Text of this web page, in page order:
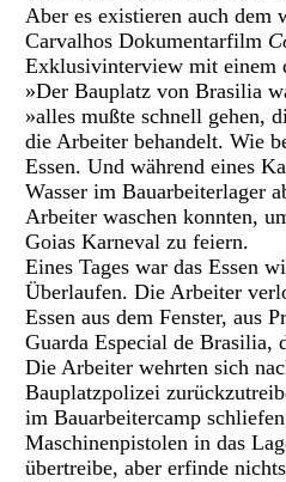
Aber es existieren auch dem
Carvalhos Dokumentarfilm
Exklusivinterview mit einem
»Der Bauplatz von Brasilia
»alles mußte schnell gehen,
die Arbeiter behandelt. Wie
Essen. Und während eines
Wasser im Bauarbeiterlager
Arbeiter waschen konnten,
Goias Karneval zu feiern.
Eines Tages war das Essen
Überlaufen. Die Arbeiter
Essen aus dem Fenster, aus
Guarda Especial de Brasilia,
Die Arbeiter wehrten sich
Bauplatzpolizei
im Bauarbeitercamp
Maschinenpistolen in das
übertreibe, aber erfinde